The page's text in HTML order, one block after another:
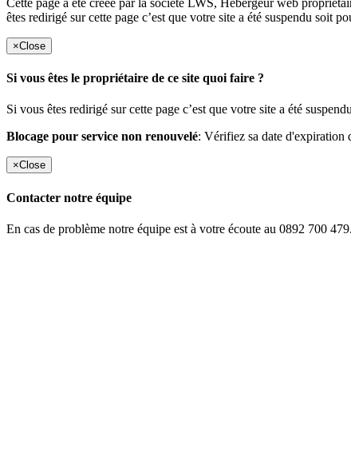
êtes redirigé sur cette page c’est que votre site a été suspendu soit
×Close
Si vous êtes le propriétaire de ce site quoi faire ?
Si vous êtes redirigé sur cette page c’est que votre site a été
Blocage pour service non renouvelé: Vérifiez sa date d'expiration
×Close
Contacter notre équipe
En cas de problème notre équipe est à votre écoute au 0892 700 479.